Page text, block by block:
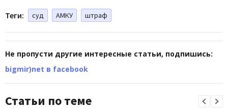
Теги: суд АМКУ штраф
Не пропусти другие интересные статьи, подпишись:
bigmir)net в facebook
Статьи по теме